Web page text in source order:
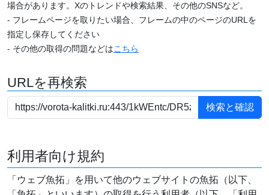
場合があります。Xのトレンドや検索結果、その他のSNSなど。
- フレームページを取りたい場合、フレームの中のページのURLを
指定し保存してください
- その他の取得の問題などはこちら
URLを再検索
利用者向け規約
「ウェブ魚拓」を用いて他のウェブサイトの魚拓（以下、